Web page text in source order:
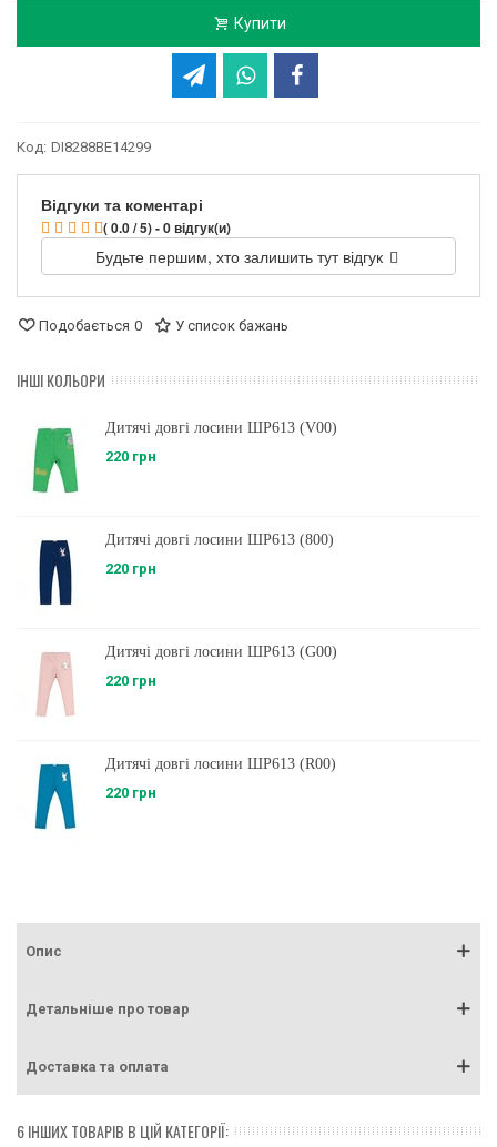
Купити
Код: DI8288BE14299
Відгуки та коментарі
( 0.0 / 5) - 0 відгук(и)
Будьте першим, хто залишить тут відгук
Подобається 0 У список бажань
ІНШІ КОЛЬОРИ
Дитячі довгі лосини ШР613 (V00)
220 грн
Дитячі довгі лосини ШР613 (800)
220 грн
Дитячі довгі лосини ШР613 (G00)
220 грн
Дитячі довгі лосини ШР613 (R00)
220 грн
Опис
Детальніше про товар
Доставка та оплата
6 ІНШИХ ТОВАРІВ В ЦІЙ КАТЕГОРІЇ: